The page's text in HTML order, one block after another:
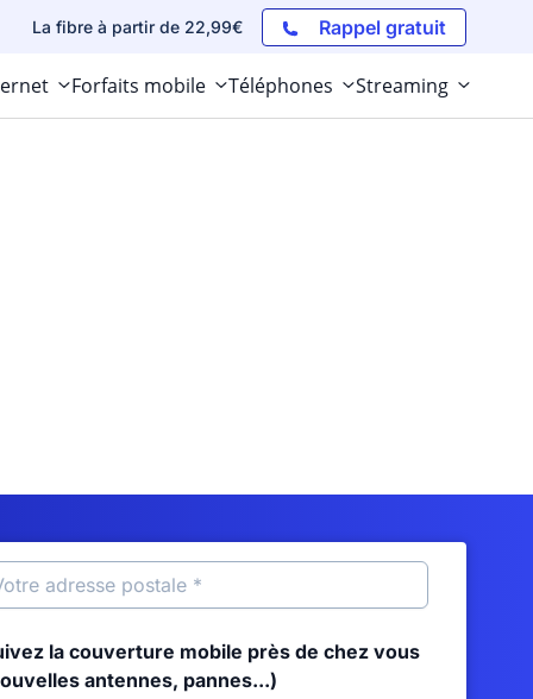
La fibre à partir de 22,99€ Rappel gratuit
Forfaits mobile Téléphones Streaming
la couverture mobile près de chez vous
antennes, pannes...)